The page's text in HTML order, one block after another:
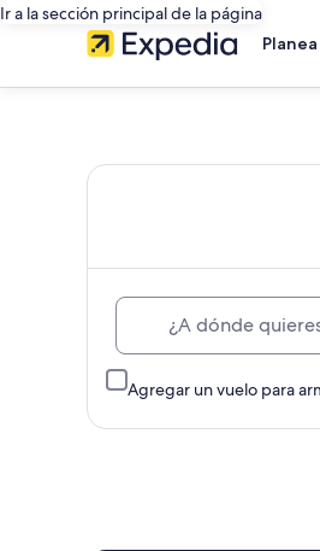
Ir a la sección principal de la página
vuelos
renta
Agregar un vuelo para